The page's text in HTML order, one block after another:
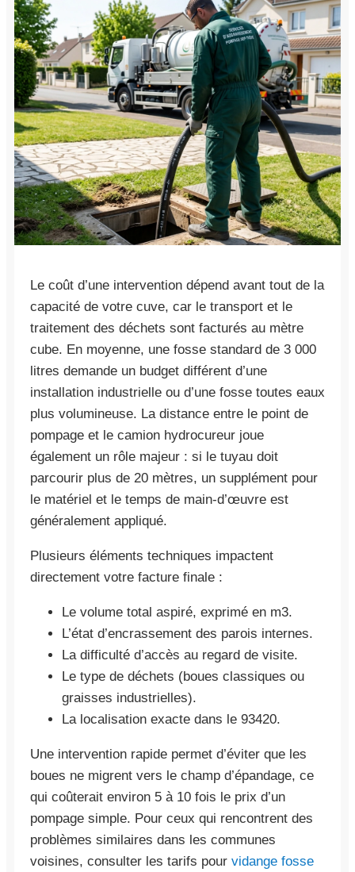
Le coût d’une intervention dépend avant tout de la
capacité de votre cuve, car le transport et le
traitement des déchets sont facturés au mètre
cube. En moyenne, une fosse standard de 3 000
litres demande un budget différent d’une
installation industrielle ou d’une fosse toutes eaux
plus volumineuse. La distance entre le point de
pompage et le camion hydrocureur joue
également un rôle majeur : si le tuyau doit
parcourir plus de 20 mètres, un supplément pour
le matériel et le temps de main-d’œuvre est
généralement appliqué.
Plusieurs éléments techniques impactent
directement votre facture finale :
Le volume total aspiré, exprimé en m3.
L’état d’encrassement des parois internes.
La difficulté d’accès au regard de visite.
Le type de déchets (boues classiques ou
graisses industrielles).
La localisation exacte dans le 93420.
Une intervention rapide permet d’éviter que les
boues ne migrent vers le champ d’épandage, ce
qui coûterait environ 5 à 10 fois le prix d’un
pompage simple. Pour ceux qui rencontrent des
problèmes similaires dans les communes
voisines, consulter les tarifs pour vidange fosse